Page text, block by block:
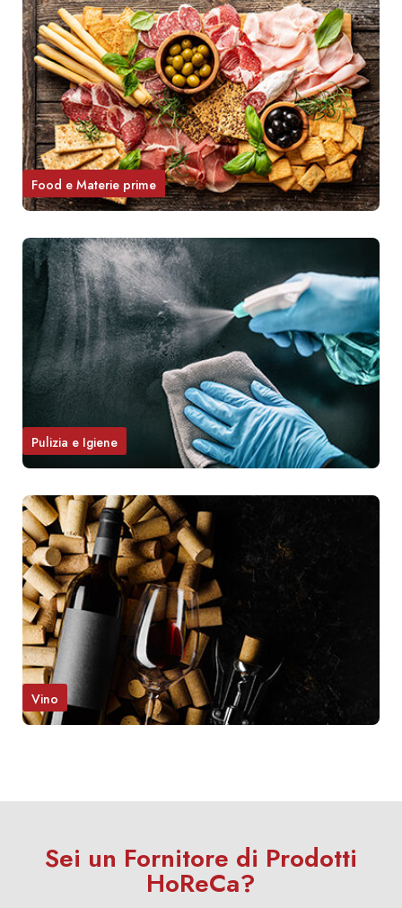
Food e Materie prime
Pulizia e Igiene
Vino
Sei un Fornitore di Prodotti
HoReCa?